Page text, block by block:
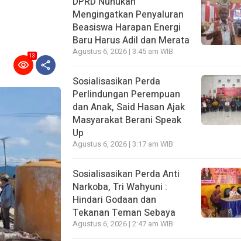
13
Mengingatkan Penyaluran
Beasiswa Harapan Energi
Baru Harus Adil dan Merata
Agustus 6, 2026 | 3:45 am WIB
Sosialisasikan Perda
Perlindungan Perempuan
dan Anak, Said Hasan Ajak
Masyarakat Berani Speak
Up
Agustus 6, 2026 | 3:17 am WIB
Sosialisasikan Perda Anti
Narkoba, Tri Wahyuni :
Hindari Godaan dan
Tekanan Teman Sebaya
Agustus 6, 2026 | 2:47 am WIB